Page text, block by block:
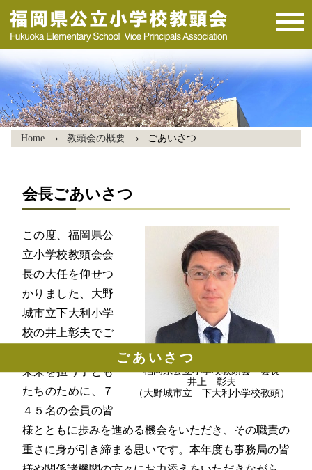
ごあいさつ
Home 教頭会の概要 ごあいさつ
会長ごあいさつ
福岡県公立小学校教頭会 会長
井上 彰夫
（大野城市立 下大利小学校教頭）
この度、福岡県公
立小学校教頭会会
長の大任を仰せつ
かりました、大野
城市立下大利小学
校の井上彰夫でご
未来を担う子ども
たちのために、７
４５名の会員の皆
様とともに歩みを進める機会をいただき、その職責の
重さに身が引き締まる思いです。本年度も事務局の皆